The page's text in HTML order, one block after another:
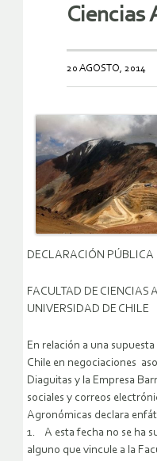
Ciencias
20 AGOSTO, 2014
DECLARACIÓN PÚBLICA
FACULTAD DE CIENCIAS
UNIVERSIDAD DE CHILE
En relación a una
Chile en negociaciones
Diaguitas y la Empresa
sociales y correos
Agronómicas declara
1. A esta fecha no se ha
alguno que vincule a la